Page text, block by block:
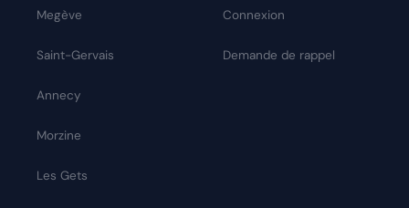
Megève
Saint-Gervais
Annecy
Morzine
Les Gets
Connexion
Demande de rappel